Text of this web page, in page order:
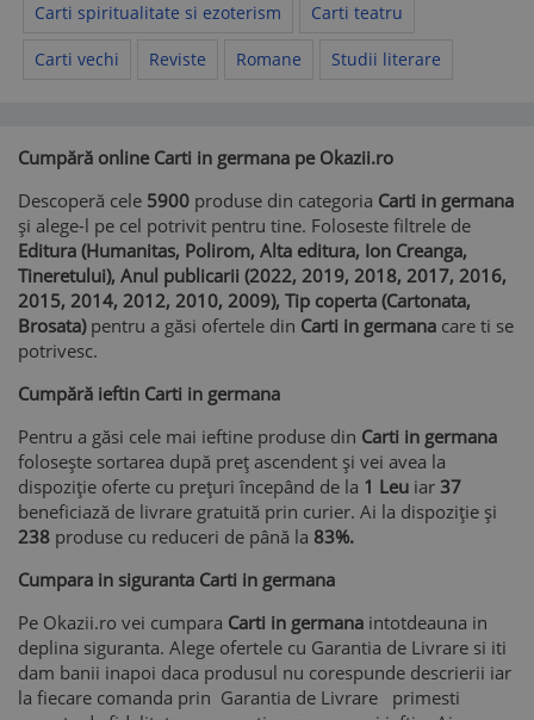
Carti spiritualitate si ezoterism Carti teatru
Carti vechi Reviste Romane Studii literare
Cumpără online Carti in germana pe Okazii.ro
Descoperă cele 5900 produse din categoria Carti in germana
și alege-l pe cel potrivit pentru tine. Foloseste filtrele de
Editura (Humanitas, Polirom, Alta editura, Ion Creanga,
Tineretului), Anul publicarii (2022, 2019, 2018, 2017, 2016,
2015, 2014, 2012, 2010, 2009), Tip coperta (Cartonata,
Brosata)pentru a găsi ofertele din Carti in germana care ti se
potrivesc.
Cumpără ieftin Carti in germana
Pentru a găsi cele mai ieftine produse din Carti in germana
folosește sortarea după preț ascendent și vei avea la
dispoziție oferte cu prețuri începând de la 1 Leu iar 37
beneficiază de livrare gratuită prin curier. Ai la dispoziție și
238 produse cu reduceri de până la 83%.
Cumpara in siguranta Carti in germana
Pe Okazii.ro vei cumpara Carti in germana intotdeauna in
deplina siguranta. Alege ofertele cu Garantia de Livrare si iti
dam banii inapoi daca produsul nu corespunde descrierii iar
la fiecare comanda prin Garantia de Livrare primesti